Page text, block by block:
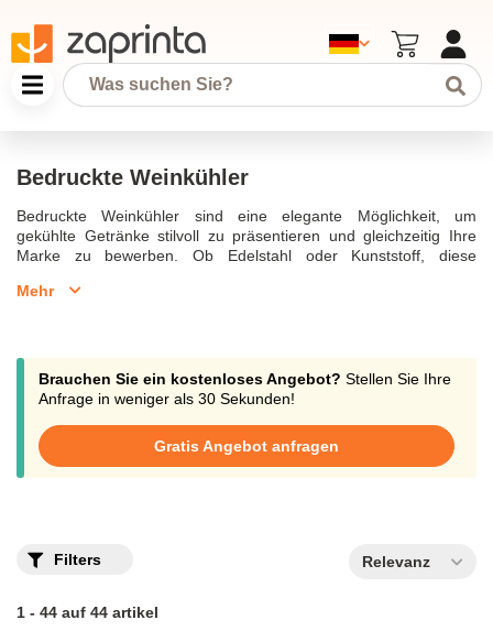
Bedruckte Weinkühler
Bedruckte Weinkühler sind eine elegante Möglichkeit, um
gekühlte Getränke stilvoll zu präsentieren und gleichzeitig Ihre
Marke zu bewerben. Ob Edelstahl oder Kunststoff, diese
graviert werden. Sie eignen sich perfekt für den Einsatz in der
Geschäftspartnern oder Kunden einen bleibenden Eindruck zu
hinterlassen.
Mehr
Brauchen Sie ein kostenloses Angebot? Stellen Sie Ihre
Anfrage in weniger als 30 Sekunden!
Gratis Angebot anfragen
Filters Relevanz
1 - 44 auf 44 artikel